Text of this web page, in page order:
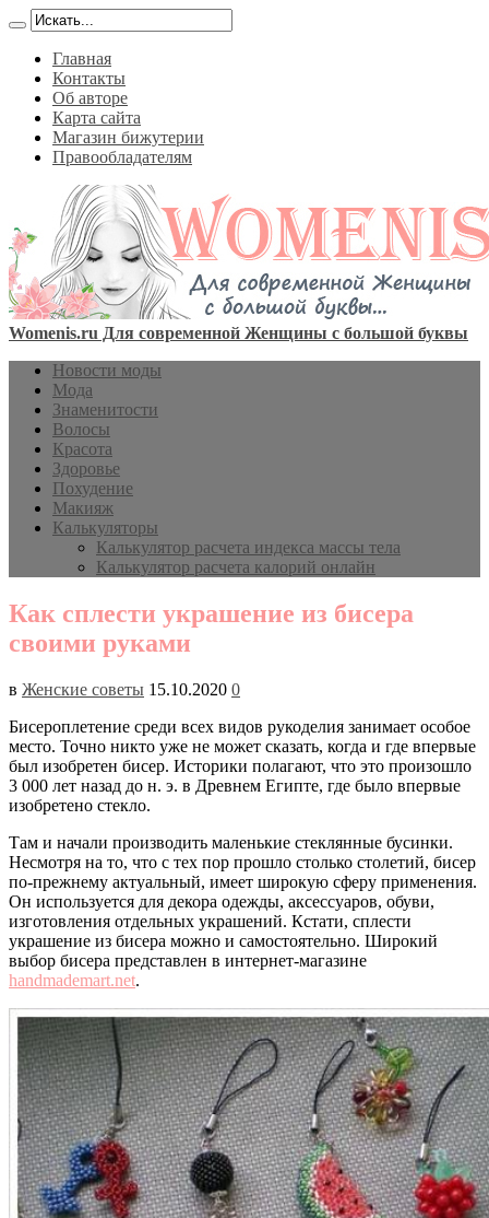
Главная
Контакты
Об авторе
Карта сайта
Магазин бижутерии
Правообладателям
Womenis.ru Для современной Женщины с большой буквы
Новости моды
Мода
Знаменитости
Волосы
Красота
Здоровье
Похудение
Макияж
Калькуляторы
Калькулятор расчета индекса массы тела
Калькулятор расчета калорий онлайн
Как сплести украшение из бисера
своими руками
в Женские советы 15.10.2020 0
Бисероплетение среди всех видов рукоделия занимает особое
место. Точно никто уже не может сказать, когда и где впервые
был изобретен бисер. Историки полагают, что это произошло
3 000 лет назад до н. э. в Древнем Египте, где было впервые
изобретено стекло.
Там и начали производить маленькие стеклянные бусинки.
Несмотря на то, что с тех пор прошло столько столетий, бисер
по-прежнему актуальный, имеет широкую сферу применения.
Он используется для декора одежды, аксессуаров, обуви,
изготовления отдельных украшений. Кстати, сплести
украшение из бисера можно и самостоятельно. Широкий
выбор бисера представлен в интернет-магазине
handmademart.net.